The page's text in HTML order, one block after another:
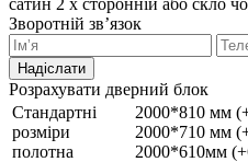
сатин 2 х сторонній або скло
Зворотній зв’язок
Надіслати
Розрахувати дверний блок
Стандартні
розміри
полотна
2000*810 мм
2000*710 мм
2000*610мм